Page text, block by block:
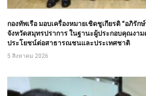
กองทัพเรือ มอบเครื่องหมายเชิดชูเกียรติ “อภิรัก
จังหวัดสมุทรปราการ ในฐานะผู้ประกอบคุณงา
ประโยชน์ต่อสาธารณชนและประเทศชาติ
5 สิงหาคม 2026